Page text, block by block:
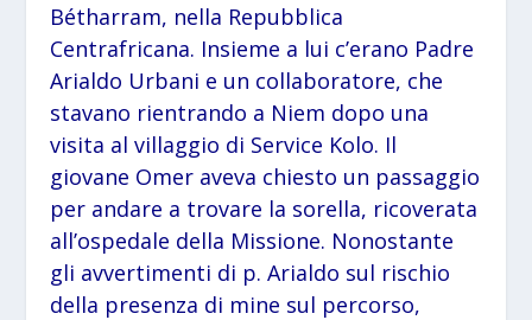
Bétharram, nella Repubblica
Centrafricana. Insieme a lui c’erano Padre
Arialdo Urbani e un collaboratore, che
stavano rientrando a Niem dopo una
visita al villaggio di Service Kolo. Il
giovane Omer aveva chiesto un passaggio
per andare a trovare la sorella, ricoverata
all’ospedale della Missione. Nonostante
gli avvertimenti di p. Arialdo sul rischio
della presenza di mine sul percorso,